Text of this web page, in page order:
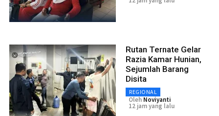
Rutan Ternate Gelar
Razia Kamar Hunian,
Sejumlah Barang
Disita
REGIONAL
Oleh Noviyanti
12 jam yang lalu